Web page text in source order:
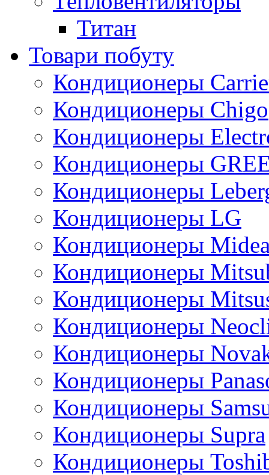
Титан
Товари побуту
Кондиционеры
Кондиционеры Chigo
Кондиционеры
Кондиционеры
Кондиционеры
Кондиционеры LG
Кондиционеры
Кондиционеры
Кондиционеры
Кондиционеры
Кондиционеры
Кондиционеры
Кондиционеры
Кондиционеры Supra
Кондиционеры